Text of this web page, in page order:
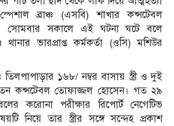
ব্রাঞ্চ (এসবি) শাখার কন্সটেবল
সোমবার সকালে এই ঘটনা ঘটে বলে
থানার ভারপ্রাপ্ত কর্মকর্তা (ওসি) মশিউর
১৬৮/ নম্বর বাসায় স্ত্রী ও দুই
কন্সটেবল তোফাজ্জল হোসেন। গত ২৯
করোনা পরীক্ষার রিপোর্ট নেগেটিভ
নিয়ে তার স্ত্রীর সঙ্গে সন্দেহ প্রকাশ